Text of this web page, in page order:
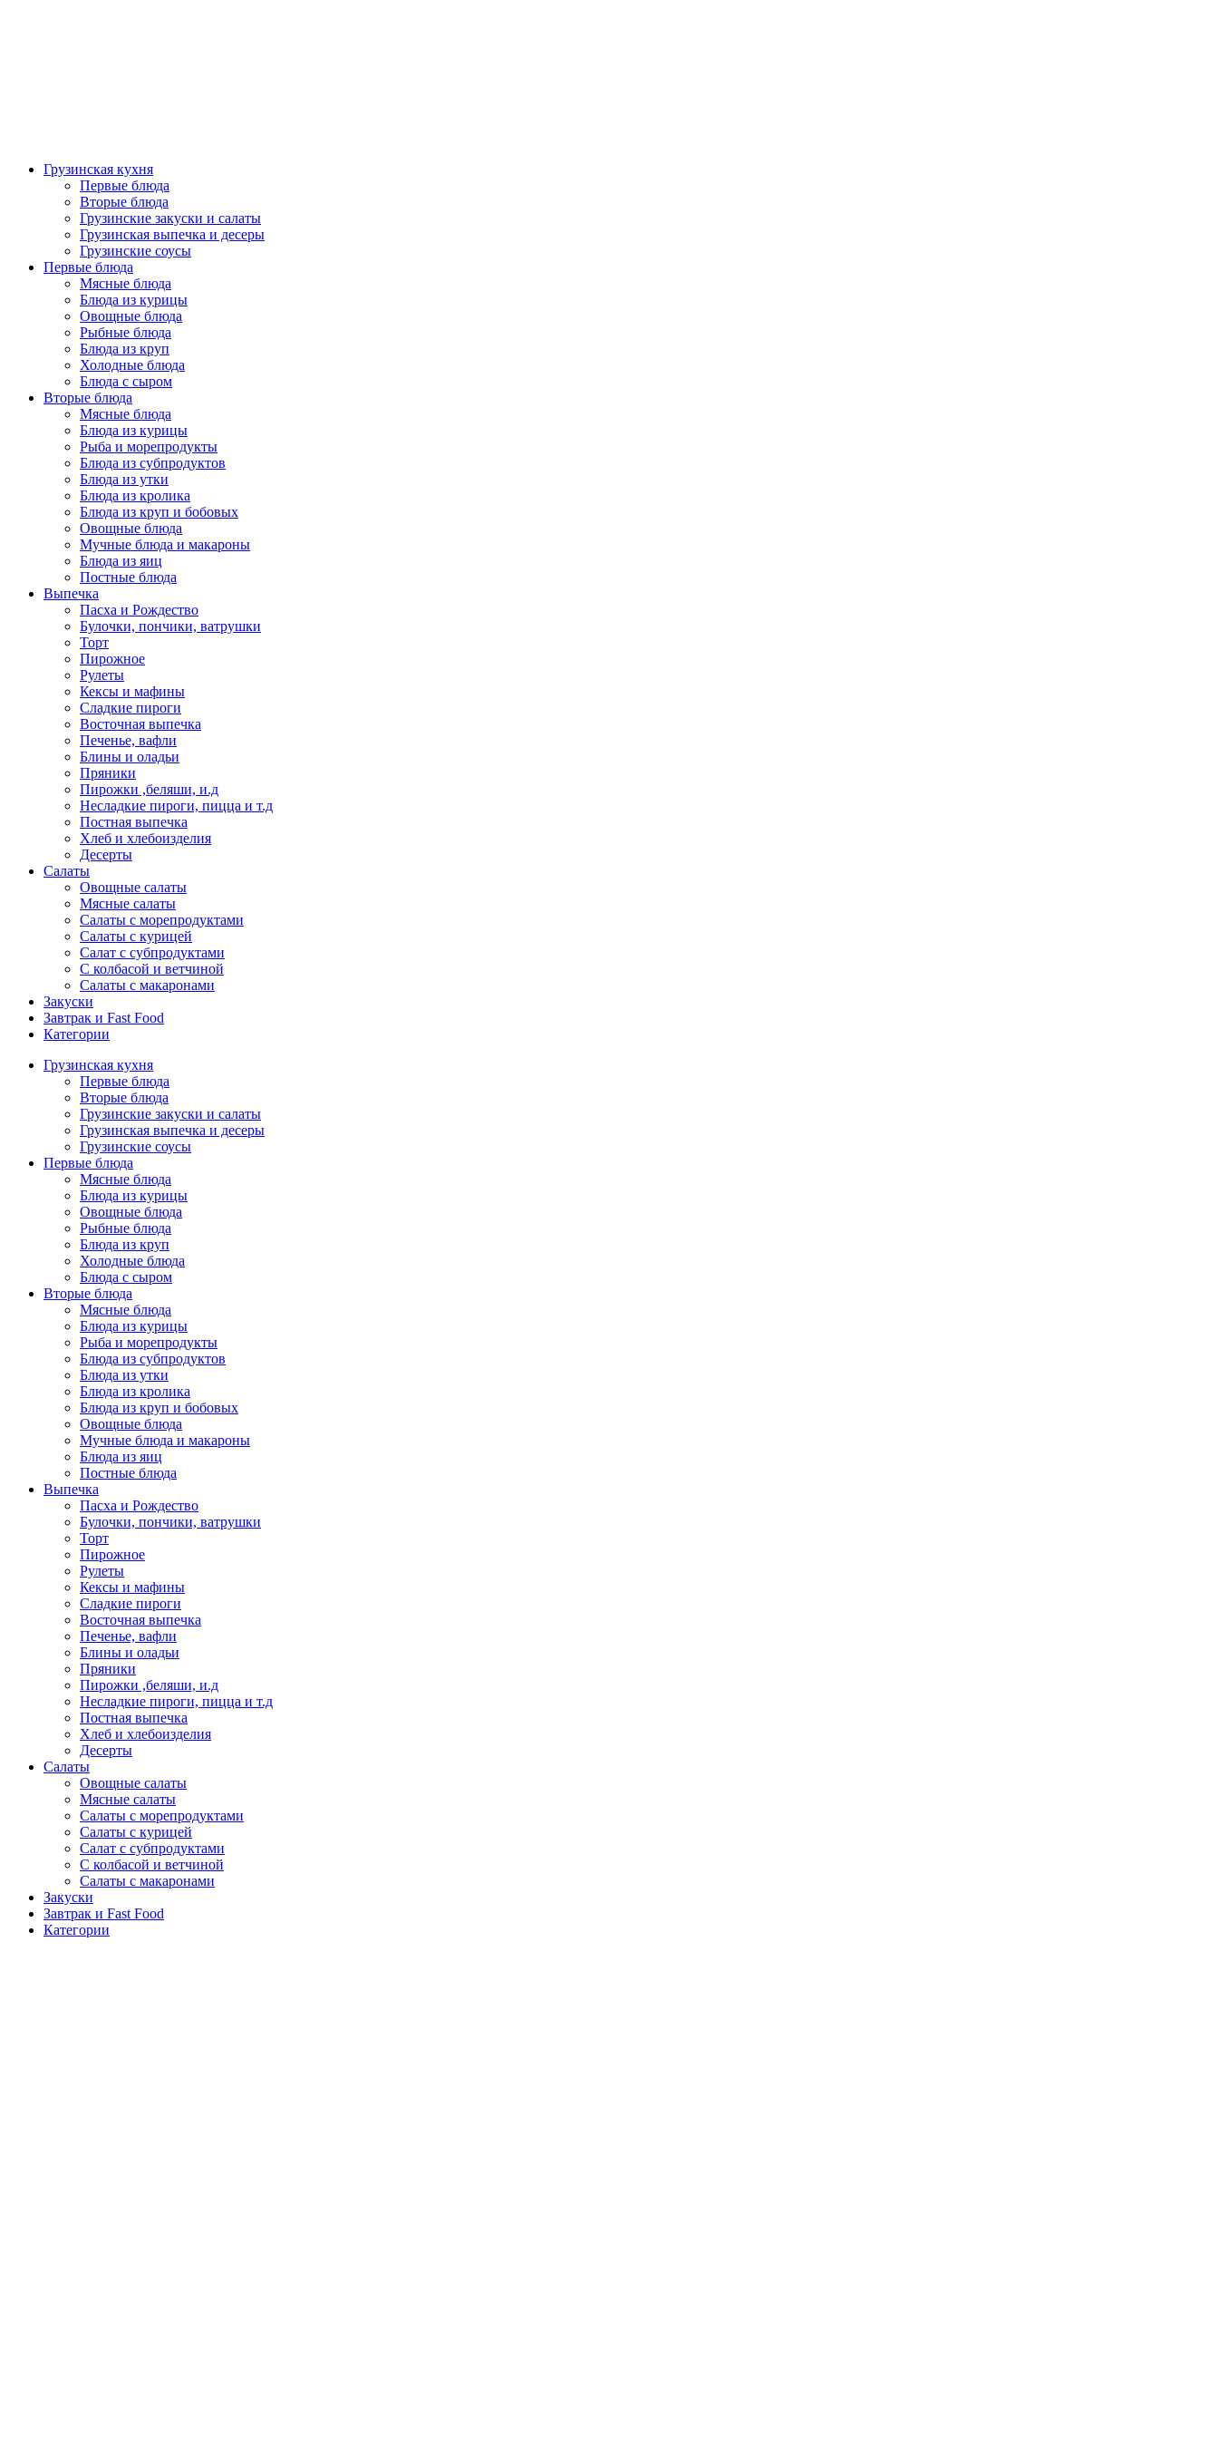
Грузинская кухня
Первые блюда
Вторые блюда
Грузинские закуски и салаты
Грузинская выпечка и десеры
Грузинские соусы
Первые блюда
Мясные блюда
Блюда из курицы
Овощные блюда
Рыбные блюда
Блюда из круп
Холодные блюда
Блюда с сыром
Вторые блюда
Мясные блюда
Блюда из курицы
Рыба и морепродукты
Блюда из субпродуктов
Блюда из утки
Блюда из кролика
Блюда из круп и бобовых
Овощные блюда
Мучные блюда и макароны
Блюда из яиц
Постные блюда
Выпечка
Пасха и Рождество
Булочки, пончики, ватрушки
Торт
Пирожное
Рулеты
Кексы и мафины
Сладкие пироги
Восточная выпечка
Печенье, вафли
Блины и оладьи
Пряники
Пирожки ,беляши, и.д
Несладкие пироги, пицца и т.д
Постная выпечка
Хлеб и хлебоизделия
Десерты
Салаты
Овощные салаты
Мясные салаты
Салаты с морепродуктами
Салаты с курицей
Салат с субпродуктами
С колбасой и ветчиной
Салаты с макаронами
Закуски
Завтрак и Fast Food
Категории
Грузинская кухня
Первые блюда
Вторые блюда
Грузинские закуски и салаты
Грузинская выпечка и десеры
Грузинские соусы
Первые блюда
Мясные блюда
Блюда из курицы
Овощные блюда
Рыбные блюда
Блюда из круп
Холодные блюда
Блюда с сыром
Вторые блюда
Мясные блюда
Блюда из курицы
Рыба и морепродукты
Блюда из субпродуктов
Блюда из утки
Блюда из кролика
Блюда из круп и бобовых
Овощные блюда
Мучные блюда и макароны
Блюда из яиц
Постные блюда
Выпечка
Пасха и Рождество
Булочки, пончики, ватрушки
Торт
Пирожное
Рулеты
Кексы и мафины
Сладкие пироги
Восточная выпечка
Печенье, вафли
Блины и оладьи
Пряники
Пирожки ,беляши, и.д
Несладкие пироги, пицца и т.д
Постная выпечка
Хлеб и хлебоизделия
Десерты
Салаты
Овощные салаты
Мясные салаты
Салаты с морепродуктами
Салаты с курицей
Салат с субпродуктами
С колбасой и ветчиной
Салаты с макаронами
Закуски
Завтрак и Fast Food
Категории